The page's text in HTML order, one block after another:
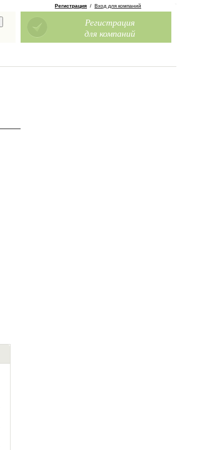
Регистрация / Вход для компаний
Регистрация
для компаний